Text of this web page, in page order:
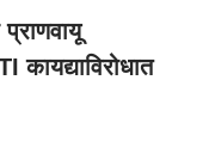
कायद्याविरोधात